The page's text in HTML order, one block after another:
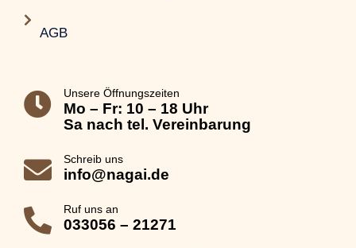

AGB
 Unsere Öffnungszeiten
Mo – Fr: 10 – 18 Uhr
Sa nach tel. Vereinbarung
 Schreib uns
info@nagai.de
 Ruf uns an
033056 – 21271